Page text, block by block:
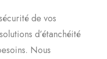
de vos
d’étanchéité
Nous